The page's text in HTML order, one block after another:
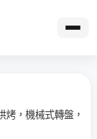
烤，機械式轉盤，